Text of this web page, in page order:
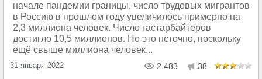
начале пандемии границы, число трудовых мигрантов
в Россию в прошлом году увеличилось примерно на
2,3 миллиона человек. Число гастарбайтеров
достигло 10,5 миллионов. Но это неточно, поскольку
ещё свыше миллиона человек...
31 января 2022 2 483 38